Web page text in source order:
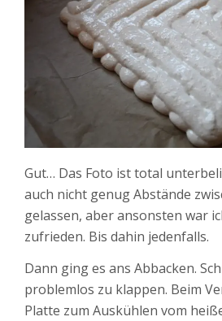
Gut… Das Foto ist total
auch nicht genug Abstände
gelassen, aber ansonsten war
zufrieden. Bis dahin jedenfalls.
Dann ging es ans Abbacken.
problemlos zu klappen. Beim
Platte zum Auskühlen vom